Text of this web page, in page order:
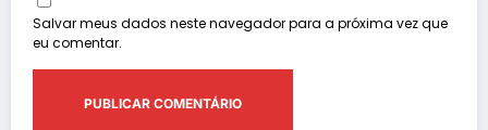
Salvar meus dados neste navegador para a próxima vez que
eu comentar.